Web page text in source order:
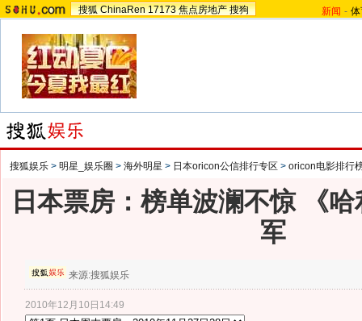
搜狐 ChinaRen 17173 焦点房地产 搜狗 新闻 -
搜狐娱乐 > 明星_娱乐圈 > 海外明星 > 日本oricon公信排行专区 > oricon电影排行
日本票房：榜单波澜不惊 《
军
来源:搜狐娱乐
2010年12月10日14:49